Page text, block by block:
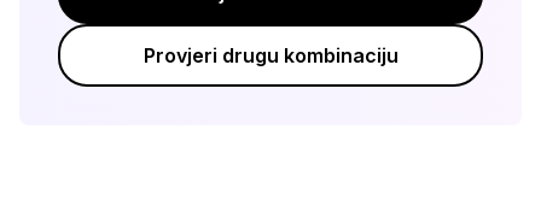
Provjeri drugu kombinaciju